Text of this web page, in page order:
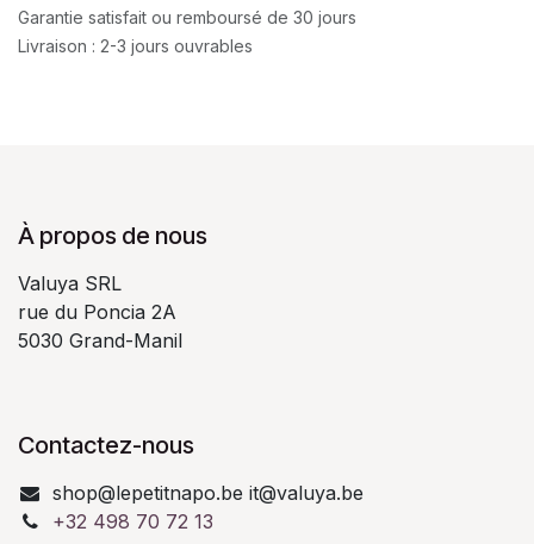
Garantie satisfait ou remboursé de 30 jours
Livraison : 2-3 jours ouvrables
À propos de nous
Valuya SRL
rue du Poncia 2A
5030 Grand-Manil
Contactez-nous
shop@lepetitnapo.be it@valuya.be
+32 498 70 72 13